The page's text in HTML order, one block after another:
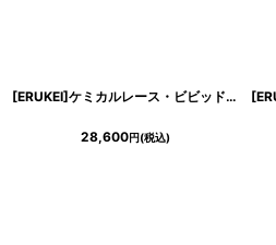
[ERUKEI]ケミカルレース・ビビッドカラー・胸元スリットカット・ノースリーブ・タイト・ミニドレス・ワンピース[れお・山崎みどり着用]《送料＆代引き手数料無料》mylu
28,600円(税込)